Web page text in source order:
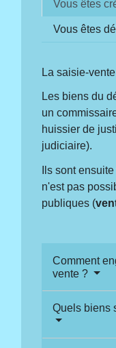
Vous êtes
Vous êtes
La saisie-
Les biens du
un
huissier de
judiciaire).
Ils sont
n'est pas
publiques (
Comment
vente ?
Quels biens